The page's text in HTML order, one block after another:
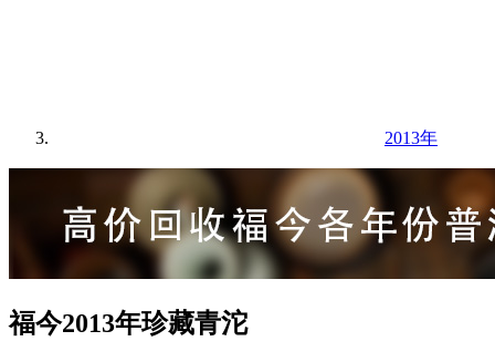
2013年
福今2013年珍藏青沱